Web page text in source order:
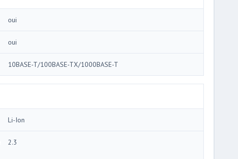
oui
oui
10BASE-T/100BASE-TX/1000BASE-T
Li-Ion
2.3